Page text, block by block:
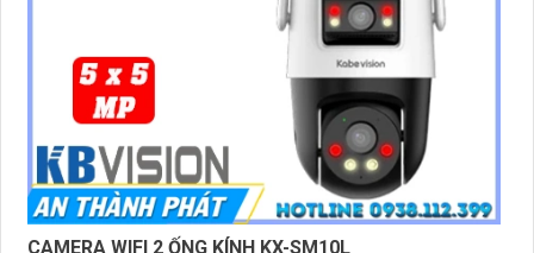
CAMERA WIFI 2 ỐNG KÍNH KX-SM10L